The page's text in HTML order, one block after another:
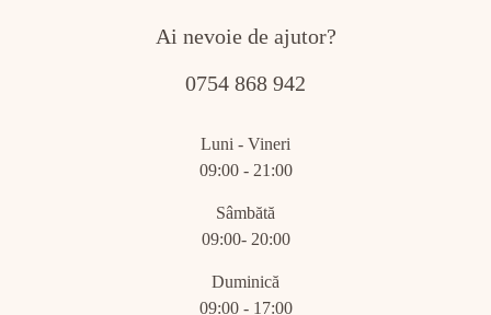
Ai nevoie de ajutor?
0754 868 942
Luni - Vineri
09:00 - 21:00
Sâmbătă
09:00- 20:00
Duminică
09:00 - 17:00